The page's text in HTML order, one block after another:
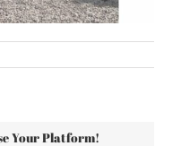
Your Platform!